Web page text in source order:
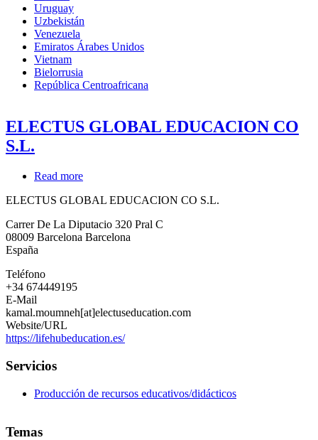
Uruguay
Uzbekistán
Venezuela
Emiratos Árabes Unidos
Vietnam
Bielorrusia
República Centroafricana
ELECTUS GLOBAL EDUCACION CO
S.L.
Read more
GLOBAL
CO
S.L.
ELECTUS GLOBAL EDUCACION CO S.L.
Carrer De La Diputacio 320 Pral C
08009 Barcelona Barcelona
España
Teléfono
+34 674449195
E-Mail
kamal.moumneh[at]electuseducation.com
Website/URL
https://lifehubeducation.es/
Servicios
Producción de recursos educativos/didácticos
Temas